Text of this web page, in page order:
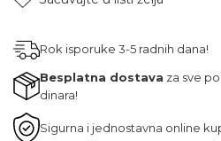
Rok isporuke 3-5 radnih dana!
Besplatna dostava za sve
dinara!
Sigurna i jednostavna online